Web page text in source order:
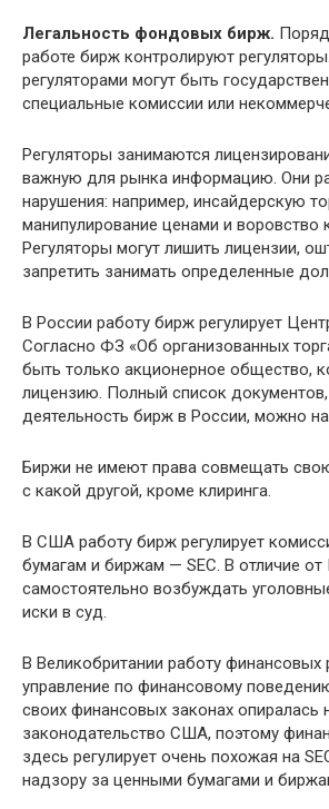
Легальность фондовых бирж.
работе бирж контролируют
регуляторами могут быть
специальные комиссии или
Регуляторы занимаются
важную для рынка информацию. Они
нарушения: например, инсайдерскую
манипулирование ценами и воровство
Регуляторы могут лишить лицензии,
запретить занимать определенные
В России работу бирж регулирует
Согласно ФЗ «Об организованных
быть только акционерное общество,
лицензию. Полный список
деятельность бирж в России, можно
Биржи не имеют права совмещать
с какой другой, кроме клиринга.
В США работу бирж регулирует
бумагам и биржам — SEC. В отличие
самостоятельно возбуждать
иски в суд.
В Великобритании работу финансовых
управление по финансовому
своих финансовых законах опиралась
законодательство США, поэтому
здесь регулирует очень похожая на
надзору за ценными бумагами и